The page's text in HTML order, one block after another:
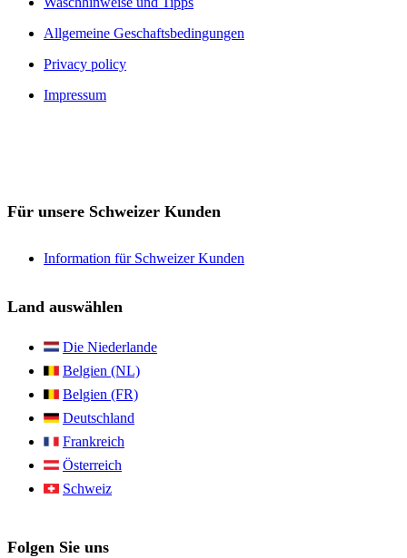
Allgemeine Geschaftsbedingungen
Privacy policy
Impressum
Für unsere Schweizer Kunden
Information für Schweizer Kunden
Land auswählen
Die Niederlande
Belgien (NL)
Belgien (FR)
Deutschland
Frankreich
Österreich
Schweiz
Folgen Sie uns